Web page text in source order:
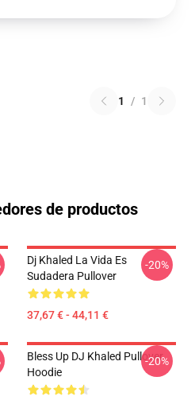
1 / 1
de productos
Dj Khaled La Vida Es
Sudadera Pullover
37,67 € - 44,11 €
-20%
Bless Up DJ Khaled Pullover
Hoodie
-20%